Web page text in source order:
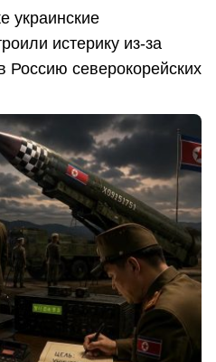
украинские
истерику из-за
Россию северокорейских